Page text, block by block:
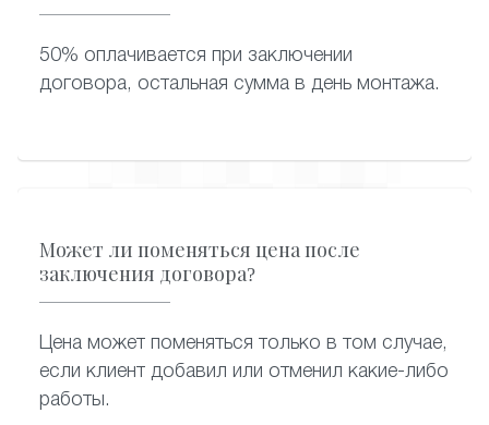
50% оплачивается при заключении
договора, остальная сумма в день монтажа.
Может ли поменяться цена после
заключения договора?
Цена может поменяться только в том случае,
если клиент добавил или отменил какие-либо
работы.